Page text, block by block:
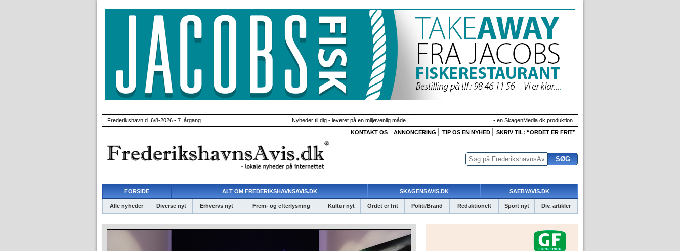
Frederikshavn d. 6/8-2026 - 7. årgang Nyheder til dig - leveret på en miljøvenlig måde ! - en SkagenMedia.dk produktion
KONTAKT OS
ANNONCERING TIP OS EN NYHED SKRIV TIL: “ORDET ER FRIT”
FORSIDE ALT OM FREDERIKSHAVNSAVIS.DK SKAGENSAVIS.DK SAEBYAVIS.DK
Alle nyheder Diverse nyt Erhvervs nyt Frem- og efterlysning Kultur nyt Ordet er frit Politi/Brand Redaktionelt Sport nyt Div. artikler